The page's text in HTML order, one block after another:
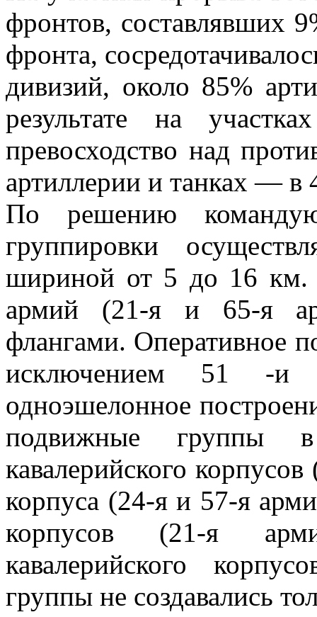
фронтов, составлявших
фронта,
дивизий, около 85%
результате на
превосходство над
артиллерии и танках — в
По решению
группировки
шириной от 5 до 16 км.
армий (21-я и 65-я
флангами. Оперативное
исключением 51 -
одноэшелонное
подвижные группы
кавалерийского
корпуса (24-я и 57-я
корпусов (21-я
кавалерийского
группы не создавались